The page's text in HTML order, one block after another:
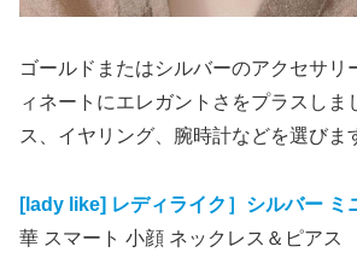
ゴールドまたはシルバーのアクセサリ
ィネートにエレガントさをプラスしま
ス、イヤリング、腕時計などを選びま
[lady like] レディライク］シルバー ミ
華 スマート 小顔 ネックレス＆ピアス